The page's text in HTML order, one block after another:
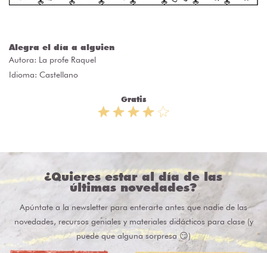
Alegra el día a alguien
Autora: La profe Raquel
Idioma: Castellano
Gratis
¿Quieres estar al día de las
últimas novedades?
Apúntate a la newsletter para enterarte antes que nadie de las
novedades, recursos geniales y materiales didácticos para clase (y
puede que alguna sorpresa 😏)